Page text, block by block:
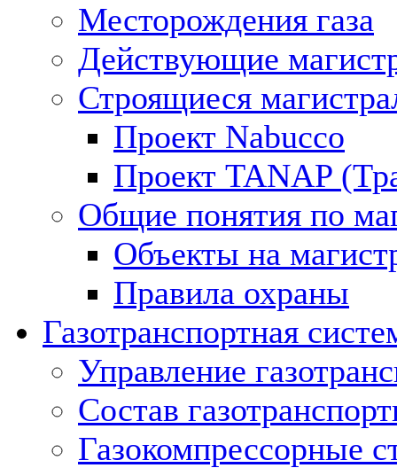
Месторождения газа
Действующие
Строящиеся
Проект Nabucco
Проект TANAP
Общие понятия по
Объекты на
Правила охраны
Газотранспортная
Управление
Состав
Газокомпрессорные